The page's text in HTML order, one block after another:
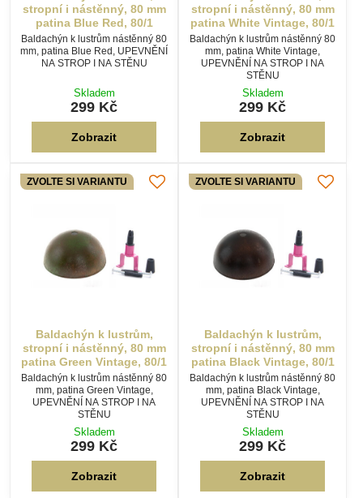
stropní i nástěnný, 80 mm
patina Blue Red, 80/1
Baldachýn k lustrům nástěnný 80
mm, patina Blue Red, UPEVNĚNÍ
NA STROP I NA STĚNU
Skladem
299 Kč
Zobrazit
stropní i nástěnný, 80 mm
patina White Vintage, 80/1
Baldachýn k lustrům nástěnný 80
mm, patina White Vintage,
UPEVNĚNÍ NA STROP I NA
STĚNU
Skladem
299 Kč
Zobrazit
ZVOLTE SI VARIANTU
Baldachýn k lustrům,
stropní i nástěnný, 80 mm
patina Green Vintage, 80/1
Baldachýn k lustrům nástěnný 80
mm, patina Green Vintage,
UPEVNĚNÍ NA STROP I NA
STĚNU
Skladem
299 Kč
Zobrazit
ZVOLTE SI VARIANTU
Baldachýn k lustrům,
stropní i nástěnný, 80 mm
patina Black Vintage, 80/1
Baldachýn k lustrům nástěnný 80
mm, patina Black Vintage,
UPEVNĚNÍ NA STROP I NA
STĚNU
Skladem
299 Kč
Zobrazit